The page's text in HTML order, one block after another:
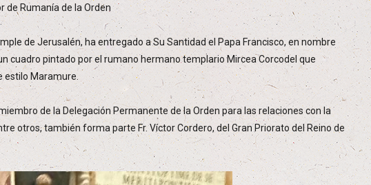
de Rumanía de la Orden
de Jerusalén, ha entregado a Su Santidad el Papa Francisco, en nombre
cuadro pintado por el rumano hermano templario Mircea Corcodel que
estilo Maramure.
miembro de la Delegación Permanente de la Orden para las relaciones con la
otros, también forma parte Fr. Víctor Cordero, del Gran Priorato del Reino de